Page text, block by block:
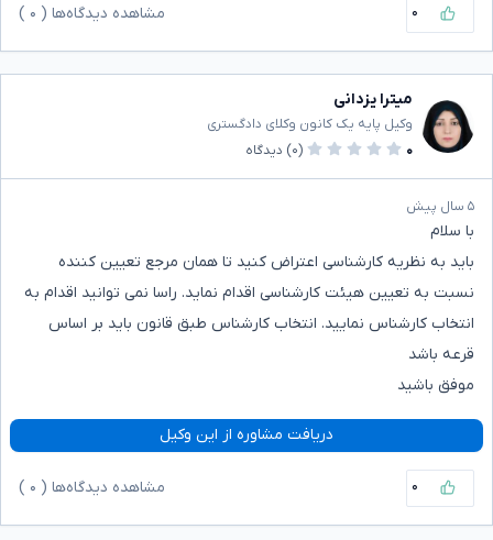
۰ مشاهده دیدگاه‌ها ( ۰
میترا یزدانی
وکیل پایه یک کانون وکلای دادگستری
۰
(۰) دیدگاه
۵ سال پیش
با سلام
باید به نظریه کارشناسی اعتراض کنید تا همان مرجع تعیین کننده
نسبت به تعیین هیئت کارشناسی اقدام نماید. راسا نمی توانید اقدام به
انتخاب کارشناس نمایید. انتخاب کارشناس طبق قانون باید بر اساس
قرعه باشد
موفق باشید
دریافت مشاوره از این وکیل
۰ مشاهده دیدگاه‌ها ( ۰